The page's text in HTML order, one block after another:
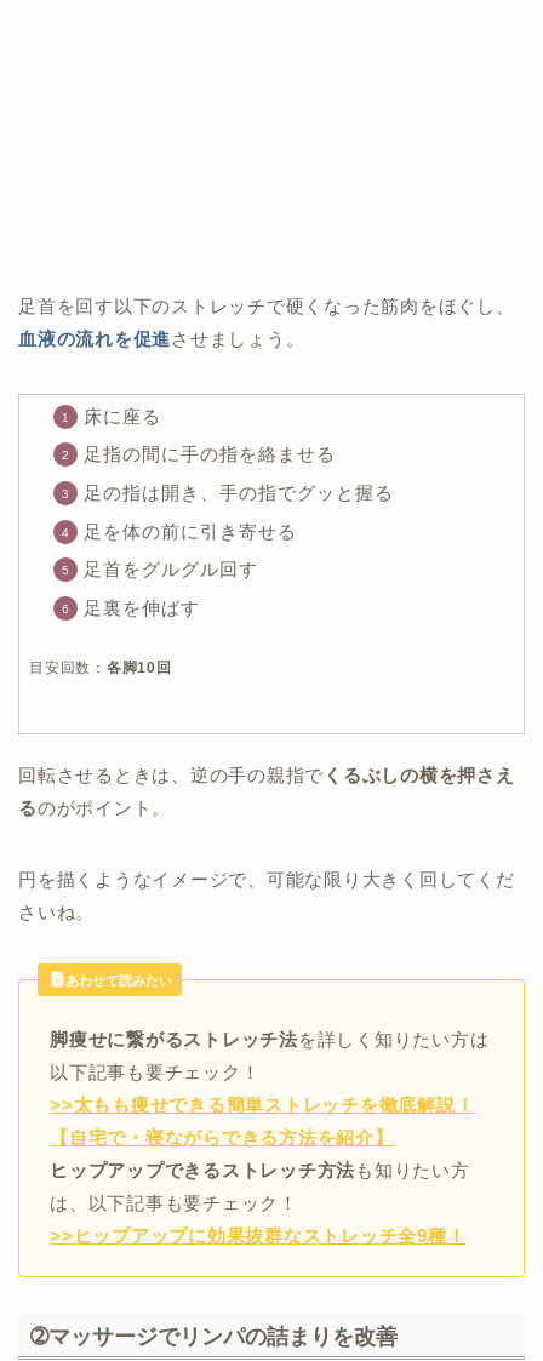
足首を回す以下のストレッチで硬くなった筋肉をほぐし、
血液の流れを促進 させましょう。
床に座る
足指の間に手の指を絡ませる
足の指は開き、手の指でグッと握る
足を体の前に引き寄せる
足首をグルグル回す
足裏を伸ばす
目安回数： 各脚10回
回転させるときは、逆の手の親指で くるぶしの横を押さえ
るのがポイント。
円を描くようなイメージで、可能な限り大きく回してくだ
さいね。
あわせて読みたい
脚痩せに繋がるストレッチ法を詳しく知りたい方は
以下記事も要チェック！
>>太もも痩せできる簡単ストレッチを徹底解説！
【自宅で・寝ながらできる方法を紹介】
ヒップアップできるストレッチ方法 も知りたい方
は、以下記事も要チェック！
>>ヒップアップに効果抜群なストレッチ全9種！
➁マッサージでリンパの詰まりを改善